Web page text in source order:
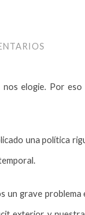
elogie. Por
una política
un grave